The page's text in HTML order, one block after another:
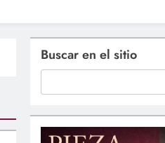
Buscar en el sitio